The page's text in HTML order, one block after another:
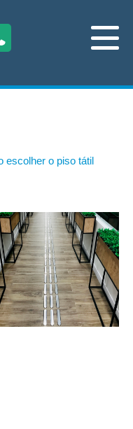
escolher o piso tátil